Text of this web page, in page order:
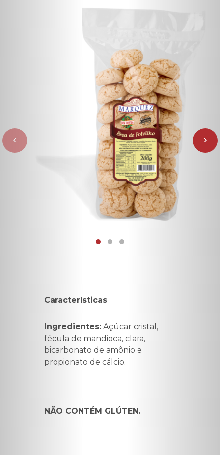
Características
Ingredientes: Açúcar cristal,
fécula de mandioca, clara,
bicarbonato de amônio e
propionato de cálcio.
NÃO CONTÉM GLÚTEN.